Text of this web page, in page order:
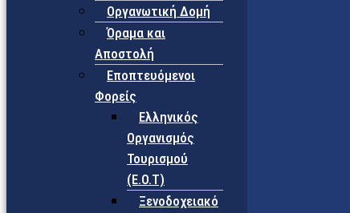
Οργανωτική Δομή
Όραμα και
Αποστολή
Εποπτευόμενοι
Φορείς
Eλληνικός
Οργανισμός
Τουρισμού
(Ε.Ο.Τ)
Ξενοδοχειακό